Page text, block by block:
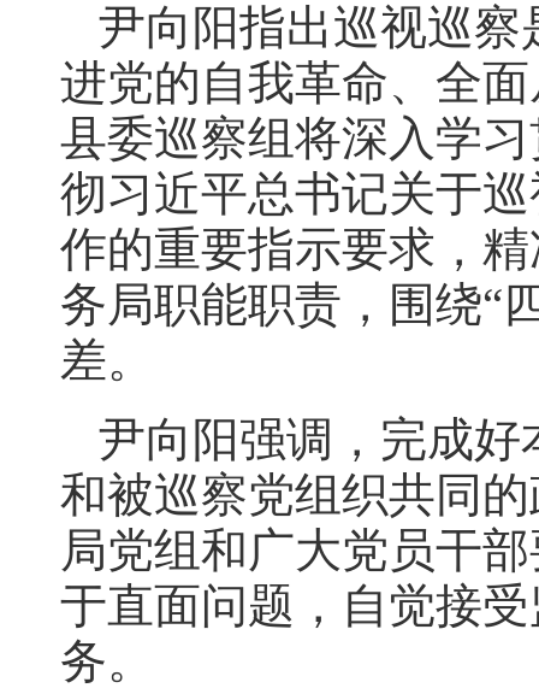
尹向阳指出巡视巡
进党的自我革命、全
县委巡察组将深入学
彻习近平总书记关于
作的重要指示要求，
务局职能职责，围绕“
差。
尹向阳强调，完成
和被巡察党组织共同
局党组和广大党员干
于直面问题，自觉接
务。